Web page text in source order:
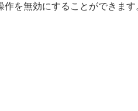
を無効にすることができます